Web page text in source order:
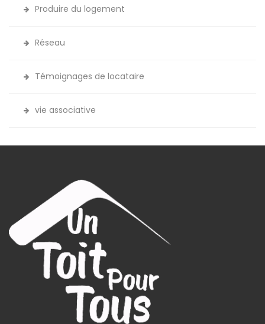
Produire du logement
Réseau
Témoignages de locataire
vie associative